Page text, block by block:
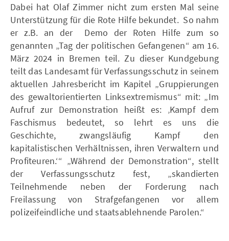
Dabei hat Olaf Zimmer nicht zum ersten Mal seine
Unterstützung für die Rote Hilfe bekundet. So nahm
er z.B. an der Demo der Roten Hilfe zum so
genannten „Tag der politischen Gefangenen“ am 16.
März 2024 in Bremen teil. Zu dieser Kundgebung
teilt das Landesamt für Verfassungsschutz in seinem
aktuellen Jahresbericht im Kapitel „Gruppierungen
des gewaltorientierten Linksextremismus“ mit: „Im
Aufruf zur Demonstration heißt es: ‚Kampf dem
Faschismus bedeutet, so lehrt es uns die
Geschichte, zwangsläufig Kampf den
kapitalistischen Verhältnissen, ihren Verwaltern und
Profiteuren.‘“ „Während der Demonstration“, stellt
der Verfassungsschutz fest, „skandierten
Teilnehmende neben der Forderung nach
Freilassung von Strafgefangenen vor allem
polizeifeindliche und staatsablehnende Parolen.“